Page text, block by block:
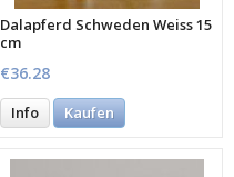
Dalapferd Schweden Weiss 15
cm
€36.28
Info Kaufen